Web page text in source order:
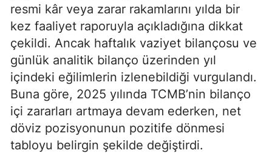
resmi kâr veya zarar rakamlarını yılda bir
kez faaliyet raporuyla açıkladığına dikkat
çekildi. Ancak haftalık vaziyet bilançosu ve
günlük analitik bilanço üzerinden yıl
içindeki eğilimlerin izlenebildiği vurgulandı.
Buna göre, 2025 yılında TCMB’nin bilanço
içi zararları artmaya devam ederken, net
döviz pozisyonunun pozitife dönmesi
tabloyu belirgin şekilde değiştirdi.